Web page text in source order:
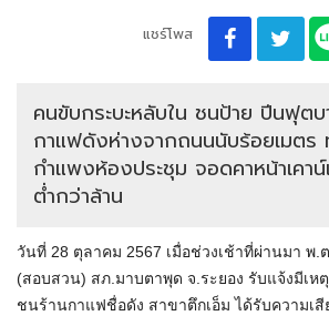
แชร์โพส
คนขับกระบะหลับใน ชนป้าย ปีนฟุตบ
กาแฟดังห่างจากถนนนับร้อยเมตร
กำแพงห้องประชุม จอดคาหน้าเคาน์
ต่ำกว่าล้าน
วันที่ 28 ตุลาคม 2567 เมื่อช่วงเช้าที่ผ่านมา พ.
(สอบสวน) สภ.มาบตาพุด จ.ระยอง รับแจ้งมีเห
ชนร้านกาแฟชื่อดัง สาขาตึกเอ็ม ได้รับความเสี